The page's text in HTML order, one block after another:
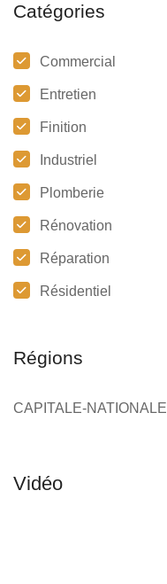
Catégories
Commercial
Entretien
Finition
Industriel
Plomberie
Rénovation
Réparation
Résidentiel
Régions
CAPITALE-NATIONALE